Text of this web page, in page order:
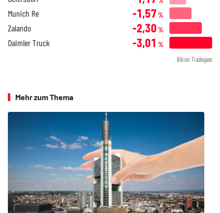
Munich Re -1,57 %
Zalando -2,30 %
Daimler Truck -3,01 %
Börse: Tradegate
Mehr zum Thema